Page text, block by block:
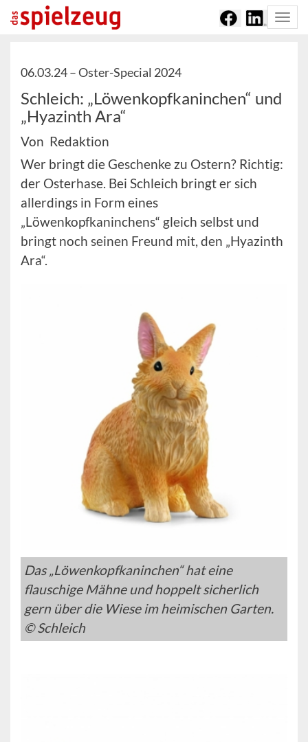
06.03.24 –Oster-Special 2024
Schleich: „Löwenkopfkaninchen“ und
„Hyazinth Ara“
Von Redaktion
Wer bringt die Geschenke zu Ostern? Richtig:
der Osterhase. Bei Schleich bringt er sich
allerdings in Form eines
„Löwenkopfkaninchens“ gleich selbst und
bringt noch seinen Freund mit, den „Hyazinth
Ara“.
Das „Löwenkopfkaninchen“ hat eine
flauschige Mähne und hoppelt sicherlich
gern über die Wiese im heimischen Garten.
© Schleich